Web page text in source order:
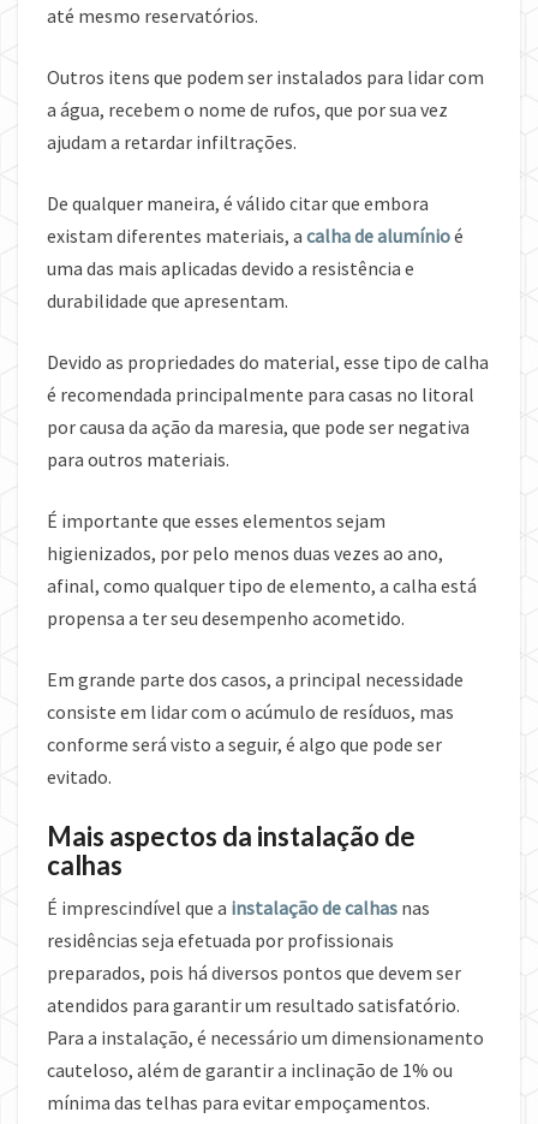
até mesmo reservatórios.
Outros itens que podem ser instalados para lidar com
a água, recebem o nome de rufos, que por sua vez
ajudam a retardar infiltrações.
De qualquer maneira, é válido citar que embora
existam diferentes materiais, a calha de alumínioé
uma das mais aplicadas devido a resistência e
durabilidade que apresentam.
Devido as propriedades do material, esse tipo de calha
é recomendada principalmente para casas no litoral
por causa da ação da maresia, que pode ser negativa
para outros materiais.
É importante que esses elementos sejam
higienizados, por pelo menos duas vezes ao ano,
afinal, como qualquer tipo de elemento, a calha está
propensa a ter seu desempenho acometido.
Em grande parte dos casos, a principal necessidade
consiste em lidar com o acúmulo de resíduos, mas
conforme será visto a seguir, é algo que pode ser
evitado.
Mais aspectos da instalação de
calhas
É imprescindível que a instalação de calhas nas
residências seja efetuada por profissionais
preparados, pois há diversos pontos que devem ser
atendidos para garantir um resultado satisfatório.
Para a instalação, é necessário um dimensionamento
cauteloso, além de garantir a inclinação de 1% ou
mínima das telhas para evitar empoçamentos.